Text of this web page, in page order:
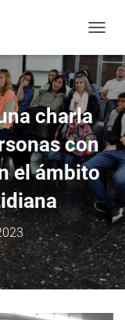
charla
con
el ámbito